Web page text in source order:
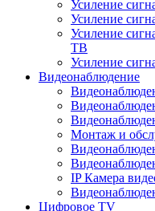
Усиление
Усиление
Усиление
ТВ
Усиление
Видеонаблюдение
Монтаж и
IP Камера
Цифровое TV